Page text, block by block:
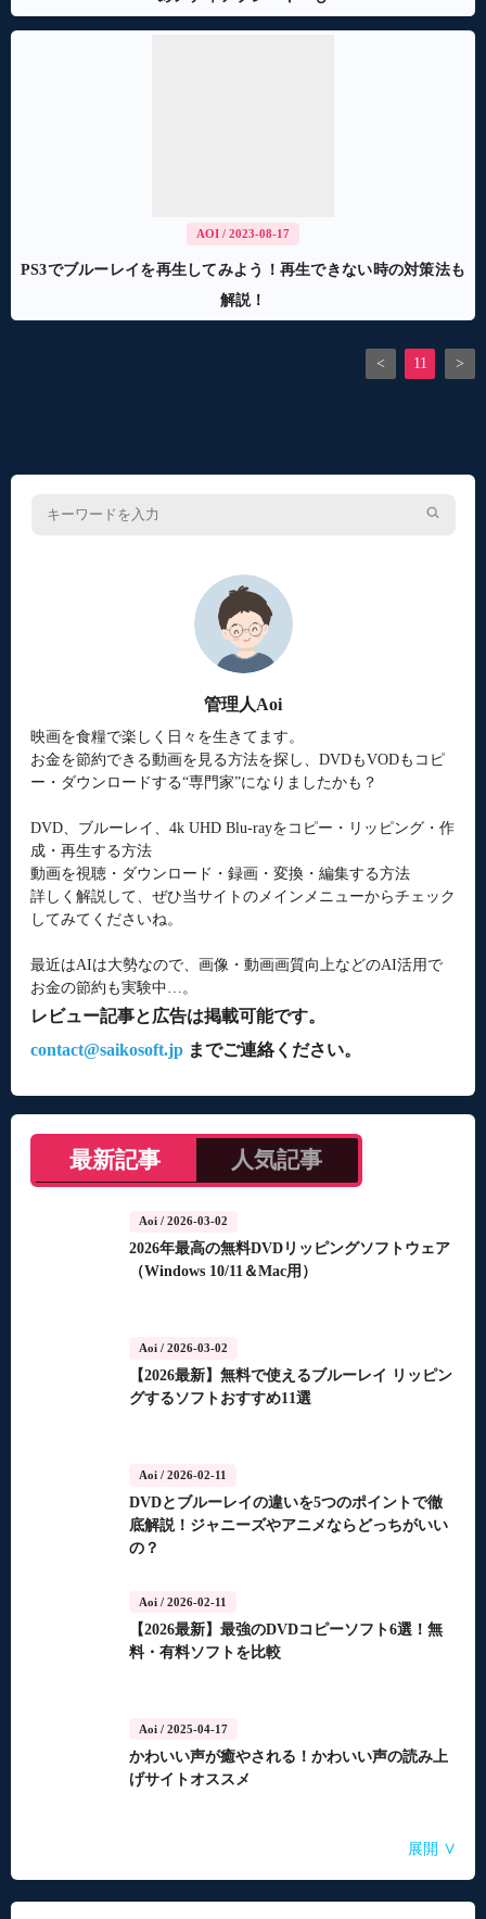
AOI / 2023-08-17
PS3でブルーレイを再生してみよう！再生できない時の対策法も
解説！
< 11 >
管理人Aoi
映画を食糧で楽しく日々を生きてます。
お金を節約できる動画を見る方法を探し、DVDもVODもコピ
ー・ダウンロードする“専門家”になりましたかも？
DVD、ブルーレイ、4k UHD Blu-rayをコピー・リッピング・作
成・再生する方法
動画を視聴・ダウンロード・録画・変換・編集する方法
詳しく解説して、ぜひ当サイトのメインメニューからチェック
してみてくださいね。
最近はAIは大勢なので、画像・動画画質向上などのAI活用で
お金の節約も実験中…。
レビュー記事と広告は掲載可能です。
contact@saikosoft.jpまでご連絡ください。
最新記事 人気記事
Aoi/ 2026-03-02
2026年最高の無料DVDリッピングソフトウェア
（Windows 10/11＆Mac用）
Aoi/ 2026-03-02
【2026最新】無料で使えるブルーレイ リッピン
グするソフトおすすめ11選
Aoi/ 2026-02-11
DVDとブルーレイの違いを5つのポイントで徹
底解説！ジャニーズやアニメならどっちがいい
の？
Aoi/ 2026-02-11
【2026最新】最強のDVDコピーソフト6選！無
料・有料ソフトを比較
Aoi/ 2025-04-17
かわいい声が癒やされる！かわいい声の読み上
げサイトオススメ
自動音声読み上げ無料ツールランキング！使い
やすさと機能を比較
【2026年最新】合成音声のフリーソフト・サイ
ト・アプリおすすめ7選！
【2026年更新】AI音声読み上げソフト・サイ
ト・アプリ8選！【無料】
【2026最新】TuneFabの使い方・評判・違法性
をご紹介！最優の代替品は？
【2026最新】ひまわり動画のダウンロード方法
展開 ∨